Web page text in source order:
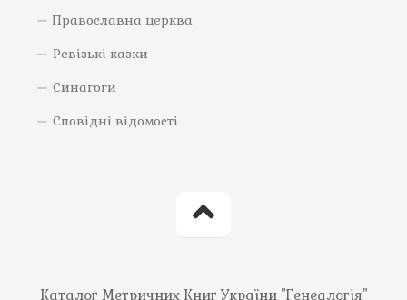
Православна церква
Ревізькі казки
Синагоги
Сповідні відомості
Каталог Метричних Книг України "Генеалогія"